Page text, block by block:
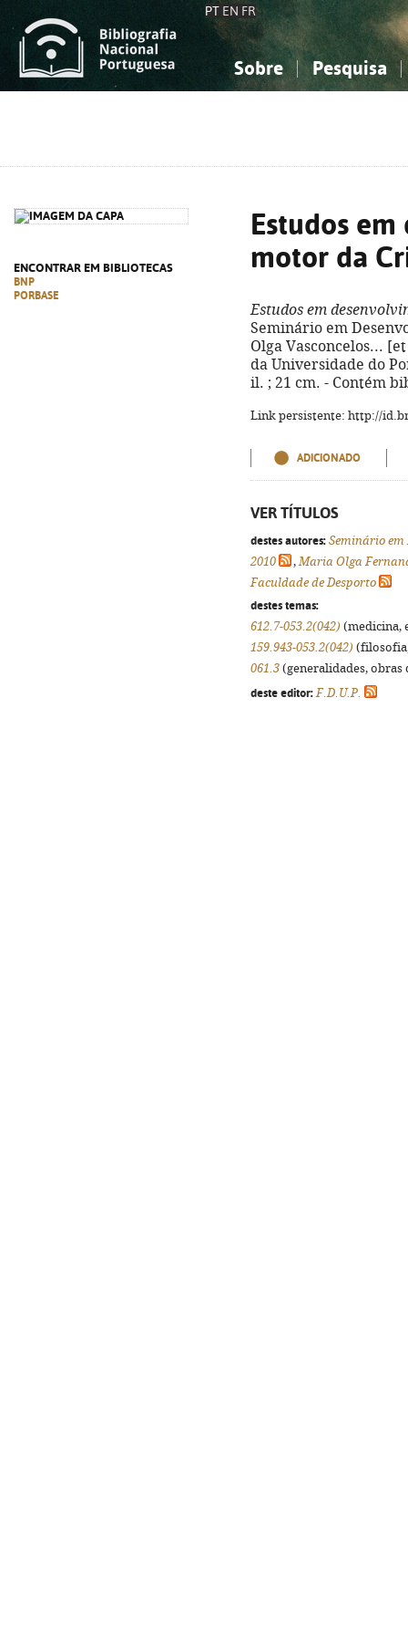
PT EN FR
Sobre Pesquisa
ENCONTRAR EM BIBLIOTECAS
BNP
PORBASE
Estudos
motor da
Estudos em
Seminário em
Olga Vasconcelos...
da Universidade do
il. ; 21 cm. - Contém
Link persistente: http://
ADICIONADO
VER TÍTULOS
destes autores: Seminário
2010
,Maria Olga
Faculdade de Desporto
destes temas:
612.7-053.2(042) (medicina,
159.943-053.2(042)
061.3 (generalidades,
deste editor: F.D.U.P.